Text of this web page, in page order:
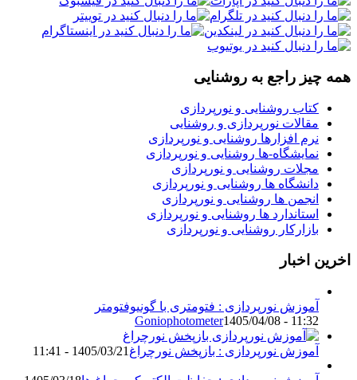
همه چیز راجع به روشنایی
کتاب روشنایی و نورپردازی
مقالات نورپردازی و روشنایی
نرم افزارها روشنایی و نورپردازی
نمایشگاه-ها روشنایی و نورپردازی
مجلات روشنایی و نورپردازی
دانشگاه ها روشنایی و نورپردازی
انجمن ها روشنایی و نورپردازی
استاندارد ها روشنایی و نورپردازی
بازارکار روشنایی و نورپردازی
اخرین اخبار
آموزش نورپردازی : فتومتری با گونیوفتومتر
Goniophotometer1405/04/08 - 11:32
آموزش نورپردازی : بازپخش نورچراغ 1405/03/21 - 11:41